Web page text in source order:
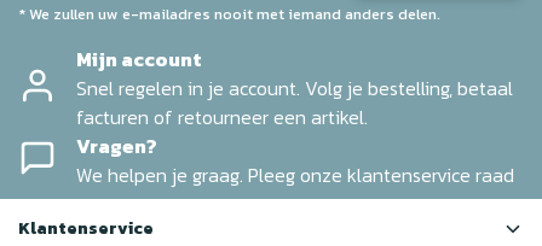
* We zullen uw e-mailadres nooit met iemand anders delen.
Mijn account
Snel regelen in je account. Volg je bestelling, betaal
facturen of retourneer een artikel.
Vragen?
We helpen je graag. Pleeg onze klantenservice raad
Klantenservice